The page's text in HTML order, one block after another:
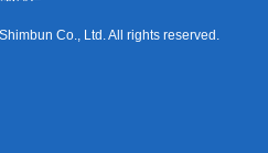
Co., Ltd. All rights reserved.